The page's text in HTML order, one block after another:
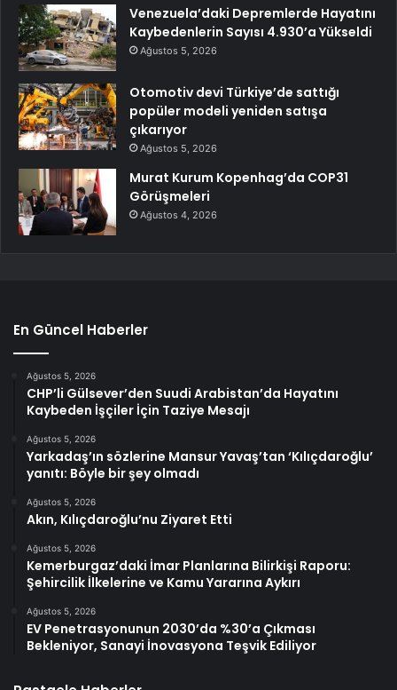
Venezuela’daki Depremlerde Hayatını
Kaybedenlerin Sayısı 4.930’a Yükseldi
Ağustos 5, 2026
Otomotiv devi Türkiye’de sattığı
popüler modeli yeniden satışa
çıkarıyor
Ağustos 5, 2026
Murat Kurum Kopenhag’da COP31
Görüşmeleri
Ağustos 4, 2026
En Güncel Haberler
Ağustos 5, 2026
CHP’li Gülsever’den Suudi Arabistan’da Hayatını
Kaybeden İşçiler İçin Taziye Mesajı
Ağustos 5, 2026
Yarkadaş’ın sözlerine Mansur Yavaş’tan ‘Kılıçdaroğlu’
yanıtı: Böyle bir şey olmadı
Ağustos 5, 2026
Akın, Kılıçdaroğlu’nu Ziyaret Etti
Ağustos 5, 2026
Kemerburgaz’daki İmar Planlarına Bilirkişi Raporu:
Şehircilik İlkelerine ve Kamu Yararına Aykırı
Ağustos 5, 2026
EV Penetrasyonunun 2030’da %30’a Çıkması
Bekleniyor, Sanayi İnovasyona Teşvik Ediliyor